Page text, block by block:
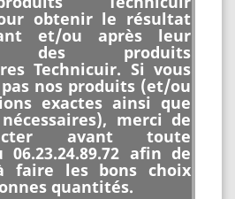
obtenir le résultat
et/ou après leur
des produits
Technicuir. Si vous
nos produits (et/ou
exactes ainsi que
merci de
avant toute
afin de
faire les bons choix
quantités.